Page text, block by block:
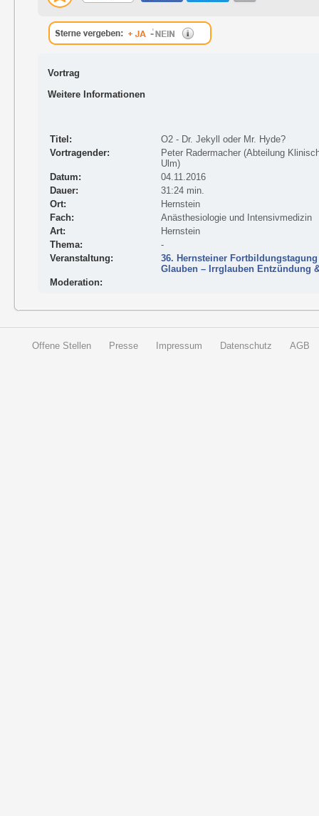
Vortrag
Weitere Informationen
Titel:
O2 - Dr. Jekyll oder Mr. Hyde?
Vortragender:
Peter Radermacher (Abteilung
Ulm)
Datum:
04.11.2016
Dauer:
31:24 min.
Ort:
Hernstein
Fach:
Anästhesiologie und Intensivmedizin
Art:
Hernstein
Thema:
-
Veranstaltung:
36. Hernsteiner
Glauben – Irrglauben Entzündung
Moderation:
Offene Stellen Presse Impressum Datenschutz AGB